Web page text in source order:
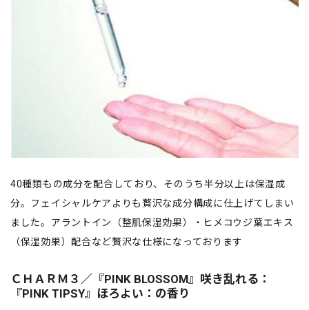
40種類もの成分を配合しており、そのうち半分以上は保湿成
分。フェイシャルケアよりも贅沢な成分構成に仕上げてしまい
ました。アラントイン（整肌保湿効果）・ヒメコウジ葉エキス
（保湿効果）配合など贅沢な仕様になっております
ＣＨＡＲＭ３／『PINK BLOSSOM』咲き乱れる：
『PINK TIPSY』ほろよい：の香り